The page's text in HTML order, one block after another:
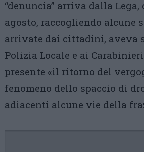
“denuncia” arriva dalla Lega,
agosto, raccogliendo alcune
arrivate dai cittadini, aveva
Polizia Locale e ai
presente «il ritorno del
fenomeno dello spaccio di
adiacenti alcune vie della